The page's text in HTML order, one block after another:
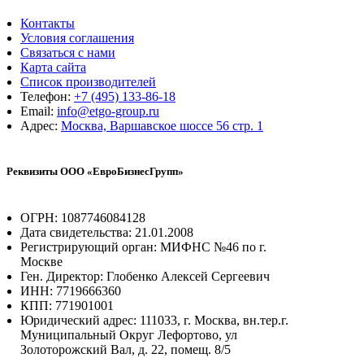
Контакты
Условия соглашения
Связаться с нами
Карта сайта
Список производителей
Телефон: +7 (495) 133-86-18
Email: info@etgo-group.ru
Адрес: Москва, Варшавское шоссе 56 стр. 1
Реквизиты ООО «ЕвроБизнесГрупп»
ОГРН: 1087746084128
Дата свидетельства: 21.01.2008
Регистрирующий орган: МИФНС №46 по г.
Москве
Ген. Директор: Глобенко Алексей Сергеевич
ИНН: 7719666360
КПП: 771901001
Юридический адрес: 111033, г. Москва, вн.тер.г.
Муниципальный Округ Лефортово, ул
Золоторожский Вал, д. 22, помещ. 8/5